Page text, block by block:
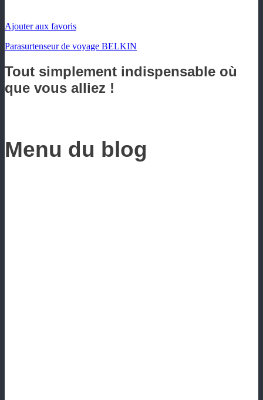
Ajouter aux favoris
Parasurtenseur de voyage BELKIN
Tout simplement indispensable où
que vous alliez !
Menu du blog